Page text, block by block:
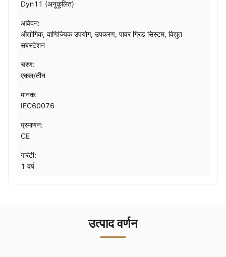
Dyn11 (अनुकूलित)
आवेदन:
औद्योगिक, वाणिज्यिक उपयोग, उपकरण, पावर ग्रिड सिस्टम, विद्युत
सबस्टेशन
चरण:
एकल/तीन
मानक:
IEC60076
प्रमाणन:
CE
गारंटी:
1 वर्ष
उत्पाद वर्णन